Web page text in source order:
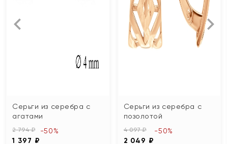
Серьги из серебра с
агатами
2 794 ₽
1 397 ₽
-50%
Серьги из серебра с
позолотой
4 097 ₽
2 049 ₽
-50%